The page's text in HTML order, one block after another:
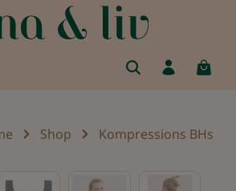
Shop Kompressions BHs